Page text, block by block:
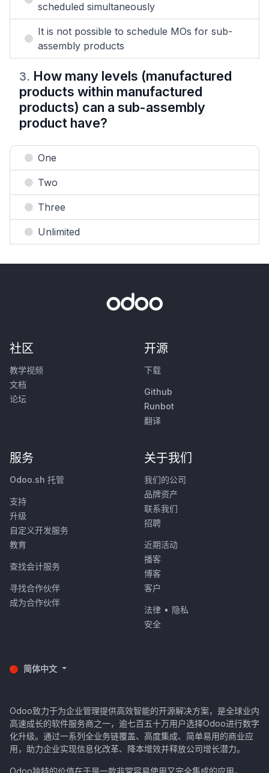
scheduled simultaneously
It is not possible to schedule MOs for sub-
assembly products
3. How many levels (manufactured
products within manufactured
products) can a sub-assembly
product have?
One
Two
Three
Unlimited
社区
教学视频
文档
论坛
开源
下载
Github
Runbot
翻译
服务
Odoo.sh 托管
支持
升级
自定义开发服务
教育
查找会计服务
寻找合作伙伴
成为合作伙伴
关于我们
我们的公司
品牌资产
联系我们
招聘
近期活动
播客
博客
客户
法律 • 隐私
安全
简体中文
Odoo致力于为企业管理提供高效智能的开源解决方案，是全球业内
高速成长的软件服务商之一，逾七百五十万用户选择Odoo进行数字
化升级。通过一系列全业务链覆盖、高度集成、简单易用的商业应
用，助力企业实现信息化改革、降本增效并释放公司增长潜力。
Odoo独特的价值在于是一款非常容易使用又完全集成的应用。